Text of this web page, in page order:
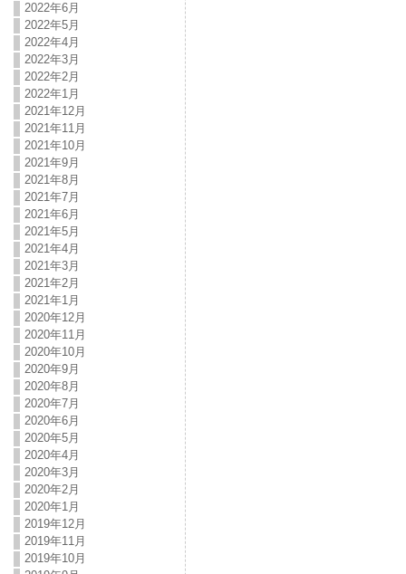
2022年6月
2022年5月
2022年4月
2022年3月
2022年2月
2022年1月
2021年12月
2021年11月
2021年10月
2021年9月
2021年8月
2021年7月
2021年6月
2021年5月
2021年4月
2021年3月
2021年2月
2021年1月
2020年12月
2020年11月
2020年10月
2020年9月
2020年8月
2020年7月
2020年6月
2020年5月
2020年4月
2020年3月
2020年2月
2020年1月
2019年12月
2019年11月
2019年10月